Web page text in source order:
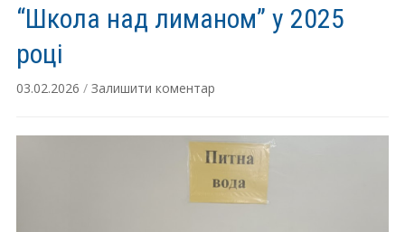
“Школа над лиманом” у 2025
році
03.02.2026 / Залишити коментар